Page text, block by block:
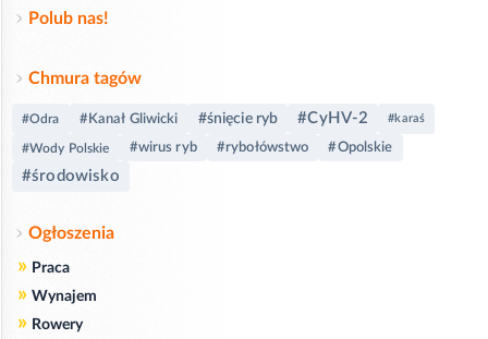
Polub nas!
Chmura tagów
#Odra #Kanał Gliwicki #śnięcie ryb #CyHV-2 #karaś
#Wody Polskie #wirus ryb #rybołówstwo #Opolskie
#środowisko
Ogłoszenia
» Praca
» Wynajem
» Rowery